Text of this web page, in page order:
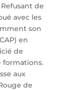
de
avec les
son
en
de
formations.
aux
de